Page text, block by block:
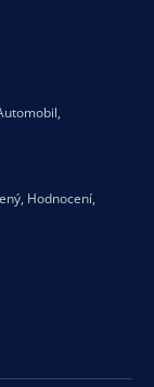
,
, Hodnocení,